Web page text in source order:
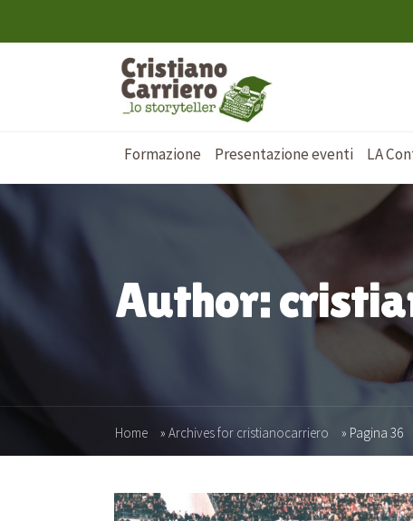
Formazione Presentazione eventi LA
Author:
Home » Archives for cristianocarriero » Pagina 36